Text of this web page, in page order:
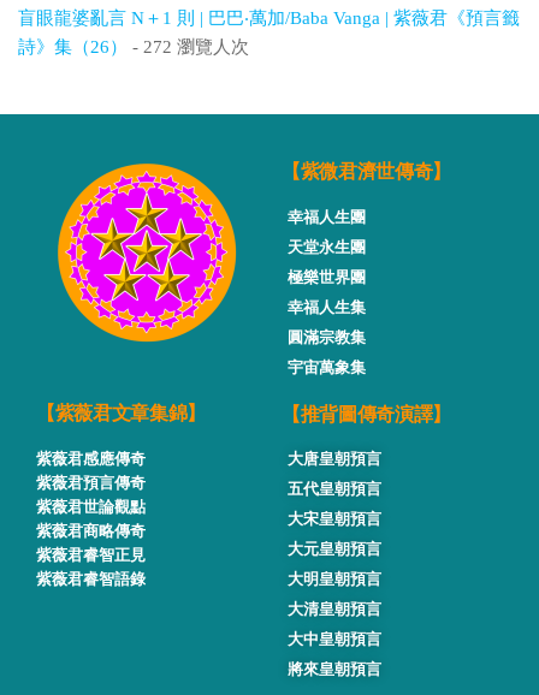
盲眼龍婆亂言 N＋1 則 | 巴巴‧萬加/Baba Vanga | 紫薇君《預言籤
詩》集（26）
- 272 瀏覽人次
【紫微君濟世傳奇】
幸福人生團
天堂永生團
極樂世界團
幸福人生集
圓滿宗教集
宇宙萬象集
【紫薇君文章集錦】
紫薇君感應傳奇
紫薇君預言傳奇
紫薇君世論觀點
紫薇君商略傳奇
紫薇君睿智正見
紫薇君睿智語錄
【推背圖傳奇演譯】
大唐皇朝預言
五代皇朝預言
大宋皇朝預言
大元皇朝預言
大明皇朝預言
大清皇朝預言
大中皇朝預言
將來皇朝預言